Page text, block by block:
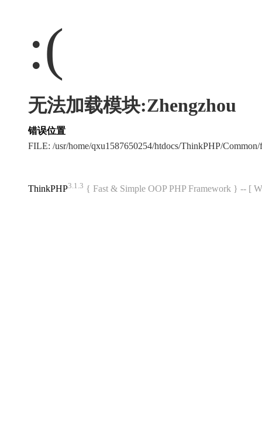
:(
无法加载模块:Zhengzhou
错误位置
FILE: /usr/home/qxu1587650254/htdocs/ThinkPHP/
ThinkPHP3.1.3 { Fast & Simple OOP PHP Framework } -- [